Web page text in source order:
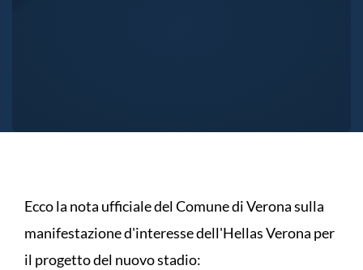
Ecco la nota ufficiale del Comune di Verona sulla
manifestazione d'interesse dell'Hellas Verona per
il progetto del nuovo stadio: